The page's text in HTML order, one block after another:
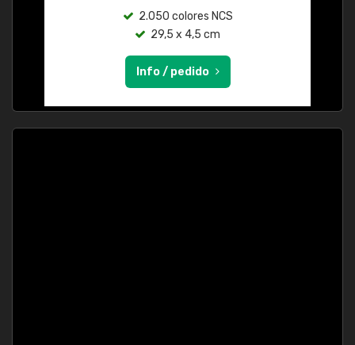
2.050 colores NCS
29,5 x 4,5 cm
Info / pedido